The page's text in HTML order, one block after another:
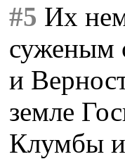
#5 Их
суженым
и
земле
Клумбы